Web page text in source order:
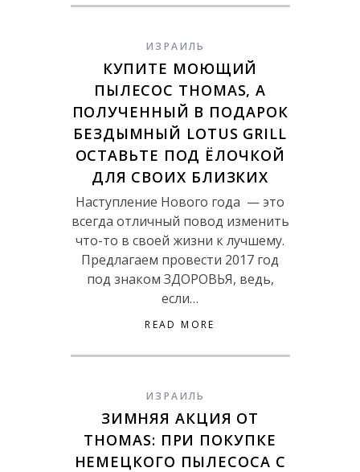
ИЗРАИЛЬ
КУПИТЕ МОЮЩИЙ
ПЫЛЕСОС THOMAS, А
ПОЛУЧЕННЫЙ В ПОДАРОК
БЕЗДЫМНЫЙ LOTUS GRILL
ОСТАВЬТЕ ПОД ЁЛОЧКОЙ
ДЛЯ СВОИХ БЛИЗКИХ
Наступление Нового года — это
всегда отличный повод изменить
что-то в своей жизни к лучшему.
Предлагаем провести 2017 год
под знаком ЗДОРОВЬЯ, ведь,
если…
READ MORE
ИЗРАИЛЬ
ЗИМНЯЯ АКЦИЯ ОТ
THOMAS: ПРИ ПОКУПКЕ
НЕМЕЦКОГО ПЫЛЕСОСА С